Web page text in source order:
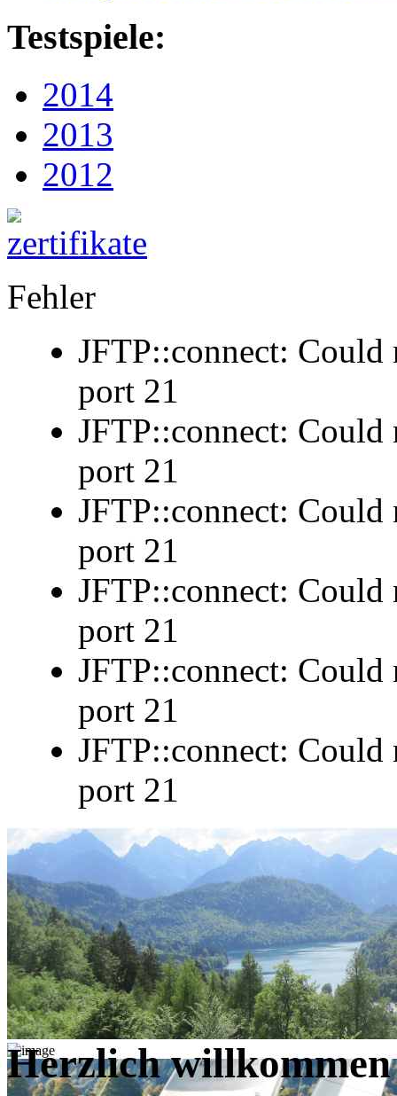
Testspiele:
2014
2013
2012
Fehler
JFTP::connect:
port 21
JFTP::connect:
port 21
JFTP::connect:
port 21
JFTP::connect:
port 21
JFTP::connect:
port 21
JFTP::connect:
port 21
Herzlich willkommen